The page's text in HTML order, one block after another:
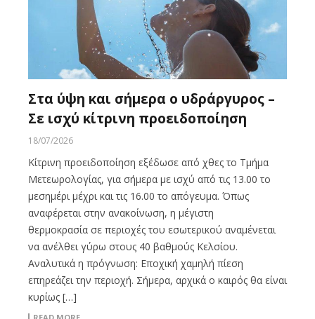
Στα ύψη και σήμερα ο υδράργυρος –
Σε ισχύ κίτρινη προειδοποίηση
18/07/2026
Κίτρινη προειδοποίηση εξέδωσε από χθες το Τμήμα
Μετεωρολογίας, για σήμερα με ισχύ από τις 13.00 το
μεσημέρι μέχρι και τις 16.00 το απόγευμα. Όπως
αναφέρεται στην ανακοίνωση, η μέγιστη
θερμοκρασία σε περιοχές του εσωτερικού αναμένεται
να ανέλθει γύρω στους 40 βαθμούς Κελσίου.
Αναλυτικά η πρόγνωση: Εποχική χαμηλή πίεση
επηρεάζει την περιοχή. Σήμερα, αρχικά ο καιρός θα είναι
κυρίως […]